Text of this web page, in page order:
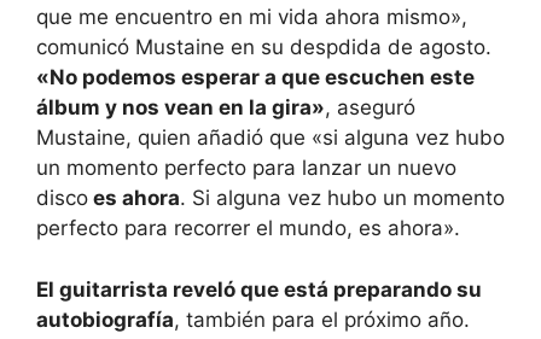
que me encuentro en mi vida ahora mismo»,
comunicó Mustaine en su despdida de agosto.
«No podemos esperar a que escuchen este
álbum y nos vean en la gira», aseguró
Mustaine, quien añadió que «si alguna vez hubo
un momento perfecto para lanzar un nuevo
disco es ahora. Si alguna vez hubo un momento
perfecto para recorrer el mundo, es ahora».
El guitarrista reveló que está preparando su
autobiografía, también para el próximo año.